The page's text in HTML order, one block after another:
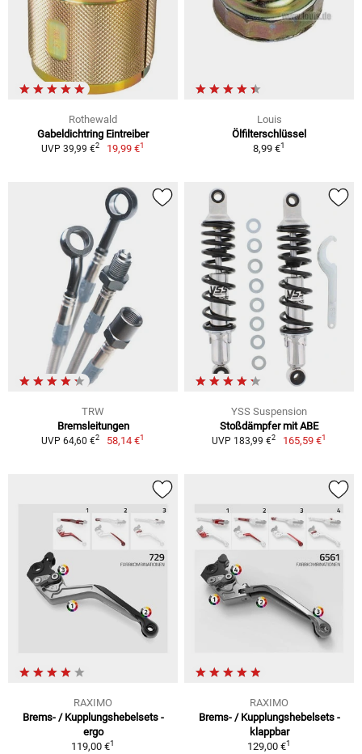
Rothewald
Gabeldichtring Eintreiber
UVP 39,99 €2 19,99 €1
Louis
Ölfilterschlüssel
8,99 €1
TRW
Bremsleitungen
UVP 64,60 €2 58,14 €1
YSS Suspension
Stoßdämpfer mit ABE
UVP 183,99 €2 165,59 €1
RAXIMO
Brems- / Kupplungshebelsets -
ergo
119,00 €1
RAXIMO
Brems- / Kupplungshebelsets -
klappbar
129,00 €1